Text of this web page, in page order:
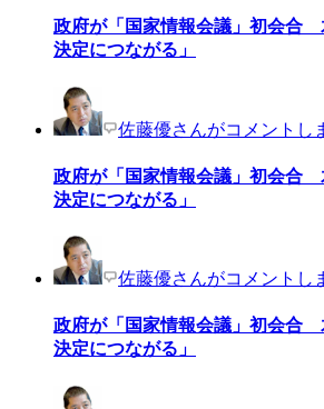
政府が「国家情報会議」初会合
決定につながる」
佐藤優さんがコメントし
政府が「国家情報会議」初会合
決定につながる」
佐藤優さんがコメントし
政府が「国家情報会議」初会合
決定につながる」